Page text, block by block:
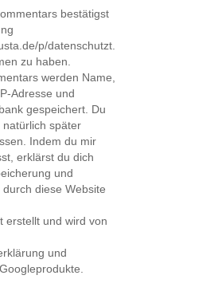
bestätigst
p/datenschutzt.
zu haben.
werden Name,
Adresse und
gespeichert. Du
später
Indem du mir
erklärst du dich
und
diese Website
erstellt und wird von
und